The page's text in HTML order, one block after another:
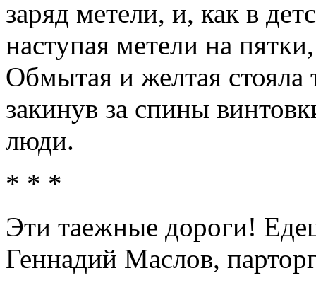
заряд метели, и, как в
наступая метели на
Обмытая и желтая стояла
закинув за спины
люди.
* * *
Эти таежные дороги!
Геннадий Маслов,